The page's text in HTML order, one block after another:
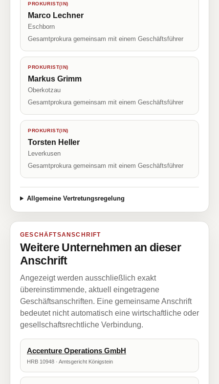
PROKURIST(IN)
Marco Lechner
Eschborn
Gesamtprokura gemeinsam mit einem Geschäftsführer
PROKURIST(IN)
Markus Grimm
Oberkotzau
Gesamtprokura gemeinsam mit einem Geschäftsführer
PROKURIST(IN)
Torsten Heller
Leverkusen
Gesamtprokura gemeinsam mit einem Geschäftsführer
Allgemeine Vertretungsregelung
GESCHÄFTSANSCHRIFT
Weitere Unternehmen an dieser
Anschrift
Angezeigt werden ausschließlich exakt
übereinstimmende, aktuell eingetragene
Geschäftsanschriften. Eine gemeinsame Anschrift
bedeutet nicht automatisch eine wirtschaftliche oder
gesellschaftsrechtliche Verbindung.
Accenture Operations GmbH
HRB 10948 · Amtsgericht Königstein